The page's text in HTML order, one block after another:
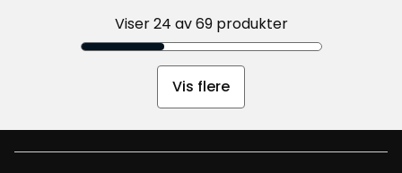
anmeldelser
Viser 24 av 69 produkter
Vis flere